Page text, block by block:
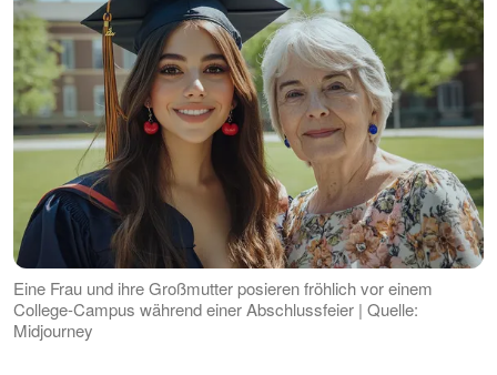
Eine Frau und ihre Großmutter posieren fröhlich vor einem
College-Campus während einer Abschlussfeier | Quelle:
Midjourney